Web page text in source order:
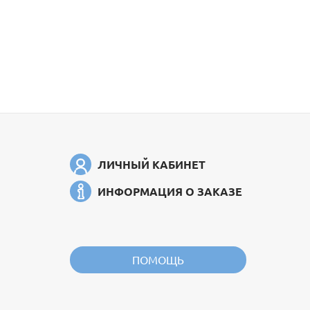
ЛИЧНЫЙ КАБИНЕТ
ИНФОРМАЦИЯ О ЗАКАЗЕ
ПОМОЩЬ